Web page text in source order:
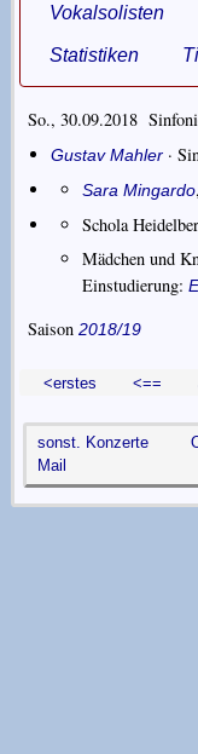
Vokalsolisten
Statistiken
So., 30.09.2018
Gustav Mahler ·
Sara Mingardo
Schola
Mädchen und
Einstudierung:
Saison2018/19
<erstes <==
sonst. Konzerte
Mail